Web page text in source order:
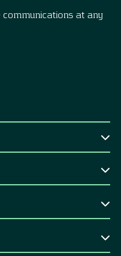
communications at any